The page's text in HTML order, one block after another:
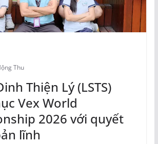
Thu
Thiện Lý (LSTS)
Vex World
2026 với quyết
lĩnh